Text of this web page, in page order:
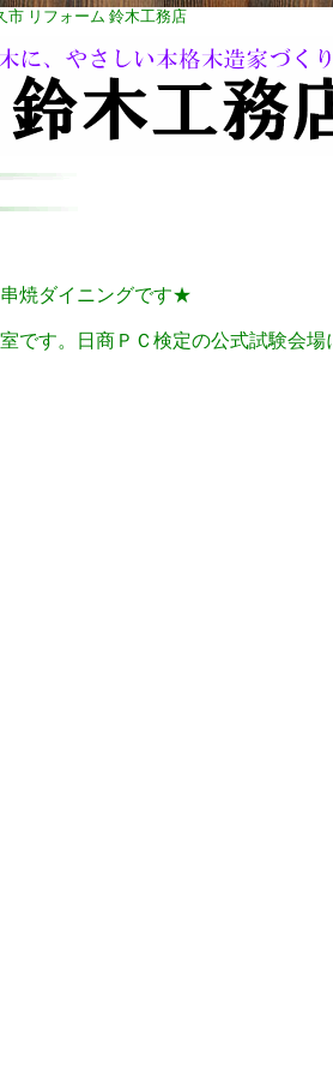
市 リフォーム 鈴木工務店
焼ダイニングです★
です。日商ＰＣ検定の公式試験会場